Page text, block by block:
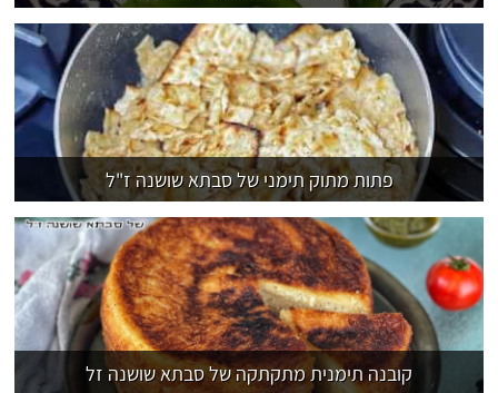
פתות מתוק תימני של סבתא שושנה ז"ל
קובנה תימנית מתקתקה של סבתא שושנה זל